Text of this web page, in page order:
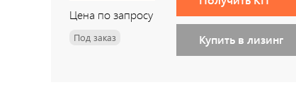
Цена по запросу
Под заказ Купить в лизинг